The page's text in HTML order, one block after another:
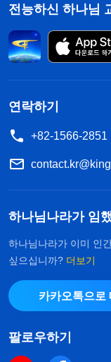
주는 것이다. 실
벌은 사람의 육체
볼 수 있다. 어떤
한다. 그들이 받
나 죽임을 당하
님은 그러한 자
긍휼과 관용을
않겠다고 뜻을
이 단어 자체의
대하거나 신경
‘방임’은 두 가
넘겨주어 하나님
전능하신 하나님
연락하기
+82-1566-2851
하나님나라가 임
하나님나라가 이미 인
싶으십니까? 더보기
카카오톡으로
팔로우하기